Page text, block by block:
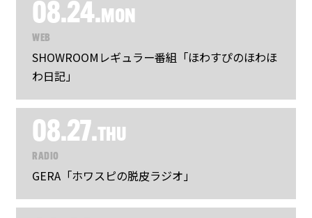
08.24.MON
WEB
SHOWROOMレギュラー番組「ほわすぴのほわほ
わ日記」
08.27.THU
RADIO
GERA「ホワスピの脱皮ラジオ」